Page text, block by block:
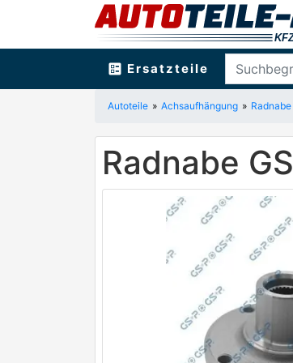
ballot Ersatzteile
Autoteile Achsaufhängung
Radnabe